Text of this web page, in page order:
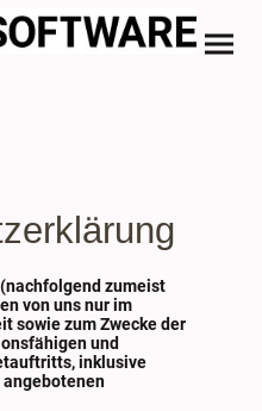
zumeist
von uns nur im
sowie zum Zwecke der
und
inklusive